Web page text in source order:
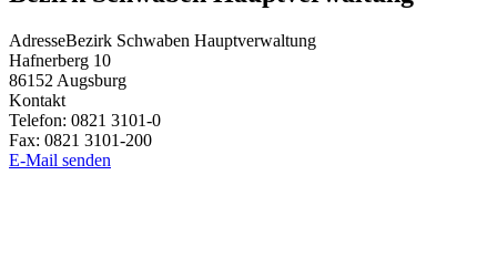
AdresseBezirk Schwaben Hauptverwaltung
Hafnerberg 10
86152 Augsburg
Kontakt
Telefon: 0821 3101-0
Fax: 0821 3101-200
E-Mail senden